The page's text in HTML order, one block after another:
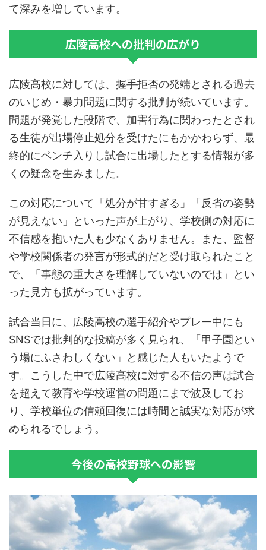
て深みを増しています。
広陵高校への批判の広がり
広陵高校に対しては、握手拒否の発端とされる過去
のいじめ・暴力問題に関する批判が続いています。
問題が発覚した段階で、加害行為に関わったとされ
る生徒が出場停止処分を受けたにもかかわらず、最
終的にベンチ入りし試合に出場したとする情報が多
くの疑念を生みました。
この対応について「処分が甘すぎる」「反省の姿勢
が見えない」といった声が上がり、学校側の対応に
不信感を抱いた人も少なくありません。また、監督
や学校関係者の発言が形式的だと受け取られたこと
で、「事態の重大さを理解していないのでは」とい
った見方も拡がっています。
試合当日に、広陵高校の選手紹介やプレー中にも
SNSでは批判的な投稿が多く見られ、「甲子園とい
う場にふさわしくない」と感じた人もいたようで
す。こうした中で広陵高校に対する不信の声は試合
を超えて教育や学校運営の問題にまで波及してお
り、学校単位の信頼回復には時間と誠実な対応が求
められるでしょう。
今後の高校野球への影響